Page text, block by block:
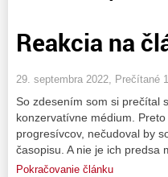
Reakcia na
29. septembra 2022, Prečítané
So zdesením som si prečítal
konzervatívne médium.
progresívcov, nečudoval by
časopisu. A nie je ich
Pokračovanie článku